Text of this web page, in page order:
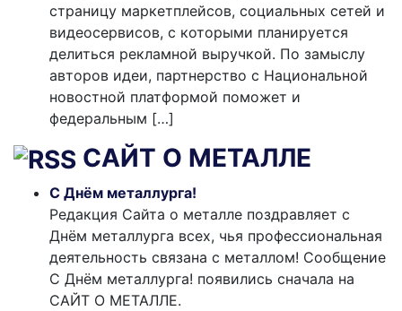
страницу маркетплейсов, социальных сетей и
видеосервисов, с которыми планируется
делиться рекламной выручкой. По замыслу
авторов идеи, партнерство с Национальной
новостной платформой поможет и
федеральным […]
САЙТ О МЕТАЛЛЕ
С Днём металлурга!
Редакция Сайта о металле поздравляет с
Днём металлурга всех, чья профессиональная
деятельность связана с металлом! Сообщение
С Днём металлурга! появились сначала на
САЙТ О МЕТАЛЛЕ.